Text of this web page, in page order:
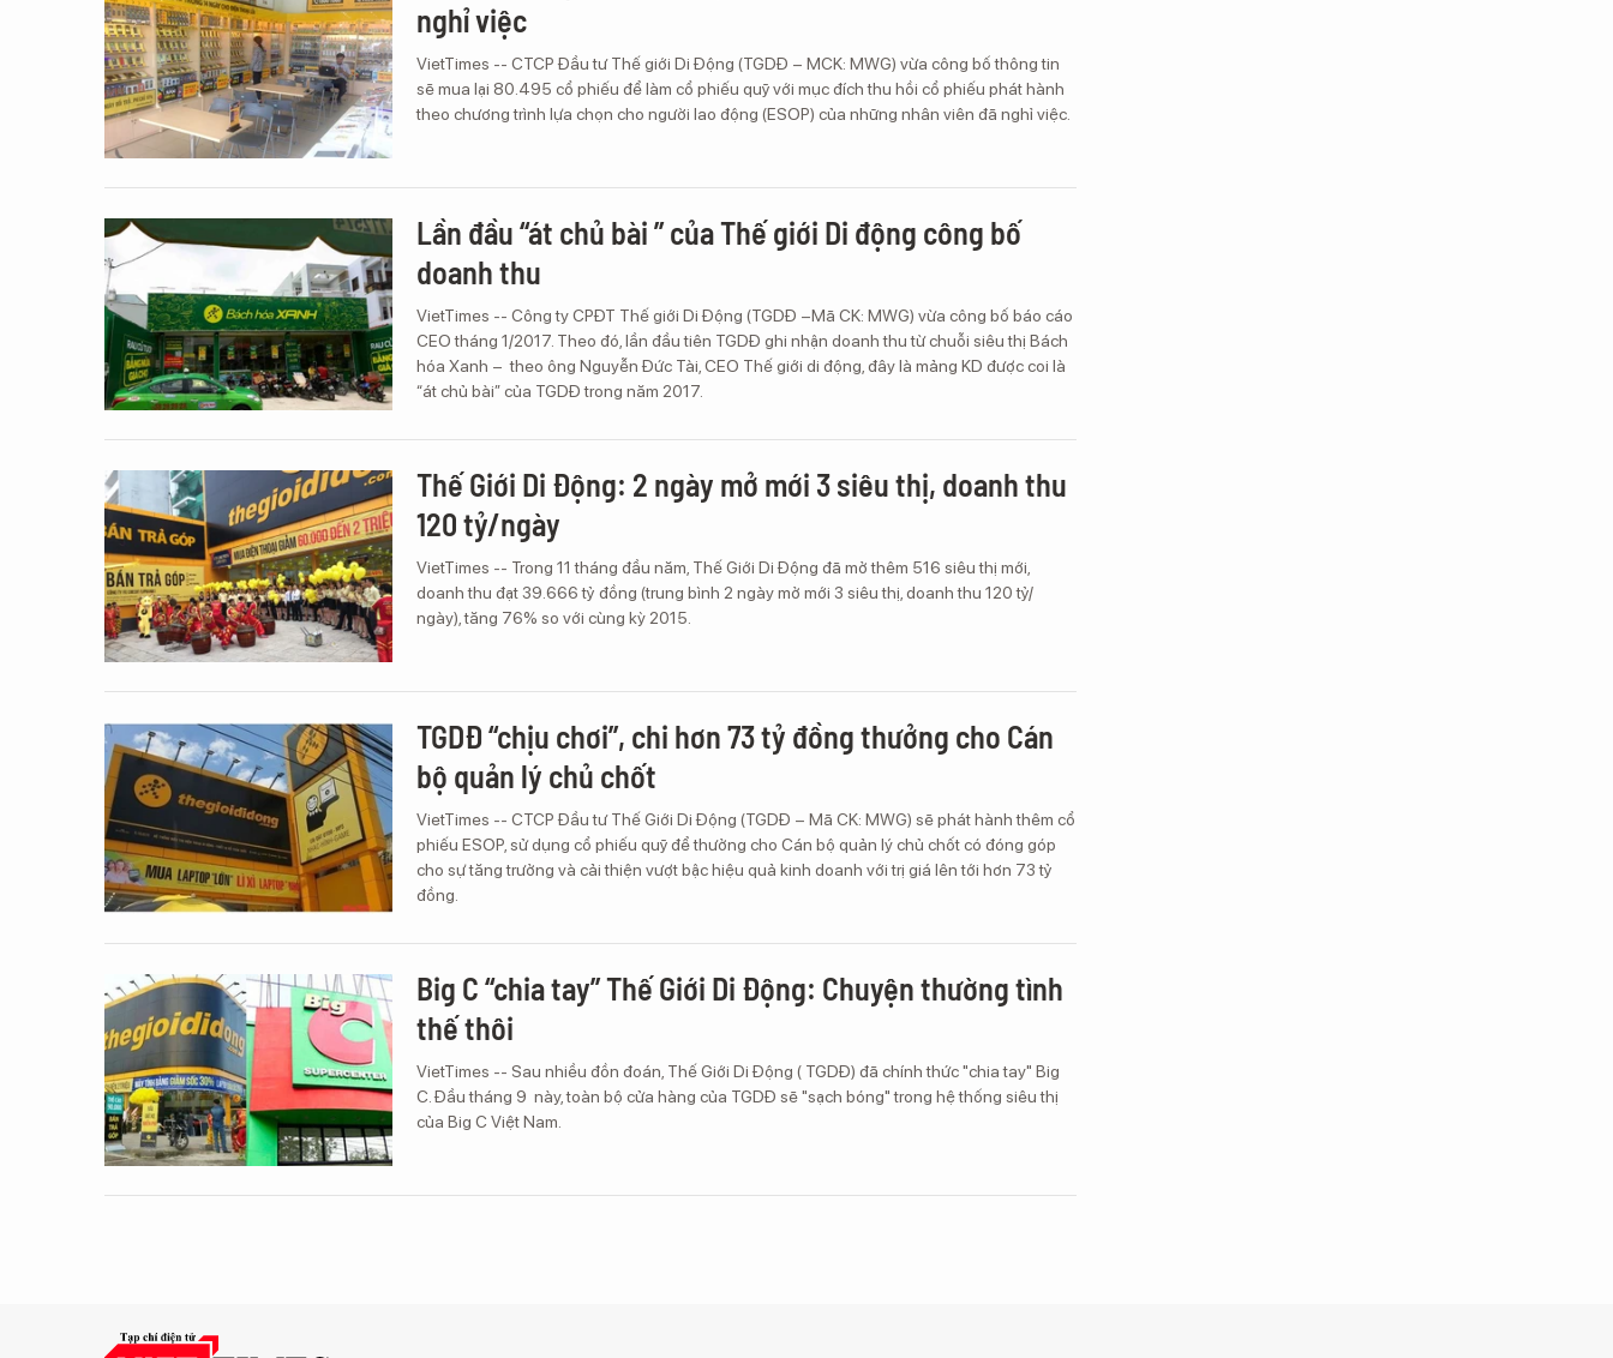
nghỉ việc
VietTimes -- CTCP Đầu tư Thế giới Di Động (TGDĐ – MCK: MWG) vừa công bố thông tin
sẽ mua lại 80.495 cổ phiếu để làm cổ phiếu quỹ với mục đích thu hồi cổ phiếu phát hành
theo chương trình lựa chọn cho người lao động (ESOP) của những nhân viên đã nghỉ việc.
Lần đầu “át chủ bài ” của Thế giới Di động công bố
doanh thu
VietTimes -- Công ty CPĐT Thế giới Di Động (TGDĐ –Mã CK: MWG) vừa công bố báo cáo
CEO tháng 1/2017. Theo đó, lần đầu tiên TGDĐ ghi nhận doanh thu từ chuỗi siêu thị Bách
hóa Xanh – theo ông Nguyễn Đức Tài, CEO Thế giới di động, đây là mảng KD được coi là
“át chủ bài” của TGDĐ trong năm 2017.
Thế Giới Di Động: 2 ngày mở mới 3 siêu thị, doanh thu
120 tỷ/ngày
VietTimes -- Trong 11 tháng đầu năm, Thế Giới Di Động đã mở thêm 516 siêu thị mới,
doanh thu đạt 39.666 tỷ đồng (trung bình 2 ngày mở mới 3 siêu thị, doanh thu 120 tỷ/
ngày), tăng 76% so với cùng kỳ 2015.
TGDĐ “chịu chơi”, chi hơn 73 tỷ đồng thưởng cho Cán
bộ quản lý chủ chốt
VietTimes -- CTCP Đầu tư Thế Giới Di Động (TGDĐ – Mã CK: MWG) sẽ phát hành thêm cổ
phiếu ESOP, sử dụng cổ phiếu quỹ để thưởng cho Cán bộ quản lý chủ chốt có đóng góp
cho sự tăng trưởng và cải thiện vượt bậc hiệu quả kinh doanh với trị giá lên tới hơn 73 tỷ
đồng.
Big C “chia tay” Thế Giới Di Động: Chuyện thường tình
thế thôi
VietTimes -- Sau nhiều đồn đoán, Thế Giới Di Động ( TGDĐ) đã chính thức "chia tay" Big
C. Đầu tháng 9 này, toàn bộ cửa hàng của TGDĐ sẽ "sạch bóng" trong hệ thống siêu thị
của Big C Việt Nam.